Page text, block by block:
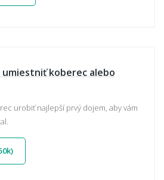
koberec alebo
urobiť najlepší prvý dojem, aby vám